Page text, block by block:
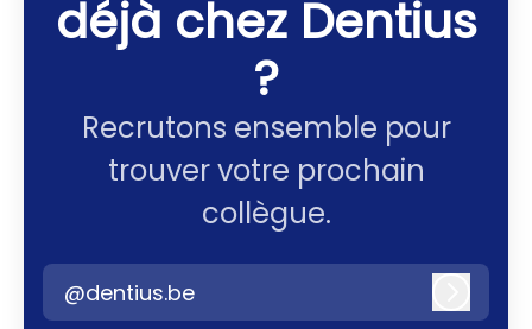
déjà chez Dentius
?
Recrutons ensemble pour
trouver votre prochain
collègue.
@dentius.be